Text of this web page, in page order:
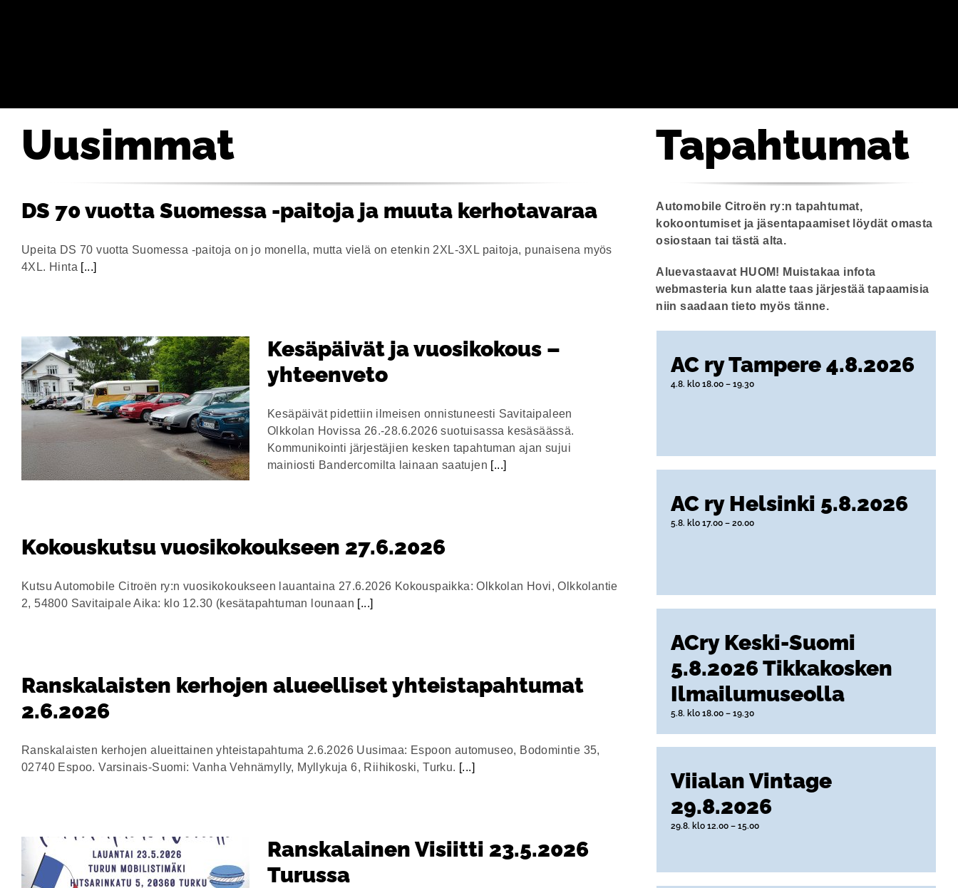
Uusimmat
DS 70 vuotta Suomessa -paitoja ja muuta kerhotavaraa
Upeita DS 70 vuotta Suomessa -paitoja on jo monella, mutta vielä on etenkin 2XL-3XL paitoja, punaisena myös
4XL. Hinta [...]
Kesäpäivät ja vuosikokous –
yhteenveto
Kesäpäivät pidettiin ilmeisen onnistuneesti Savitaipaleen
Olkkolan Hovissa 26.-28.6.2026 suotuisassa kesäsäässä.
Kommunikointi järjestäjien kesken tapahtuman ajan sujui
mainiosti Bandercomilta lainaan saatujen [...]
Kokouskutsu vuosikokoukseen 27.6.2026
Kutsu Automobile Citroën ry:n vuosikokoukseen lauantaina 27.6.2026 Kokouspaikka: Olkkolan Hovi, Olkkolantie
2, 54800 Savitaipale Aika: klo 12.30 (kesätapahtuman lounaan [...]
Ranskalaisten kerhojen alueelliset yhteistapahtumat
2.6.2026
Ranskalaisten kerhojen alueittainen yhteistapahtuma 2.6.2026 Uusimaa: Espoon automuseo, Bodomintie 35,
02740 Espoo. Varsinais-Suomi: Vanha Vehnämylly, Myllykuja 6, Riihikoski, Turku. [...]
Ranskalainen Visiitti 23.5.2026
Turussa
Tapahtumat
Automobile Citroën ry:n tapahtumat,
kokoontumiset ja jäsentapaamiset löydät omasta
osiostaan tai tästä alta.
Aluevastaavat HUOM! Muistakaa infota
webmasteria kun alatte taas järjestää tapaamisia
niin saadaan tieto myös tänne.
AC ry Tampere 4.8.2026
4.8. klo 18.00 –19.30
AC ry Helsinki 5.8.2026
5.8. klo 17.00 –20.00
ACry Keski-Suomi
5.8.2026 Tikkakosken
Ilmailumuseolla
5.8. klo 18.00 –19.30
Viialan Vintage
29.8.2026
29.8. klo 12.00 –15.00